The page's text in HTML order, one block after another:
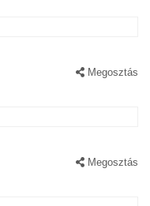
Megosztás
Megosztás